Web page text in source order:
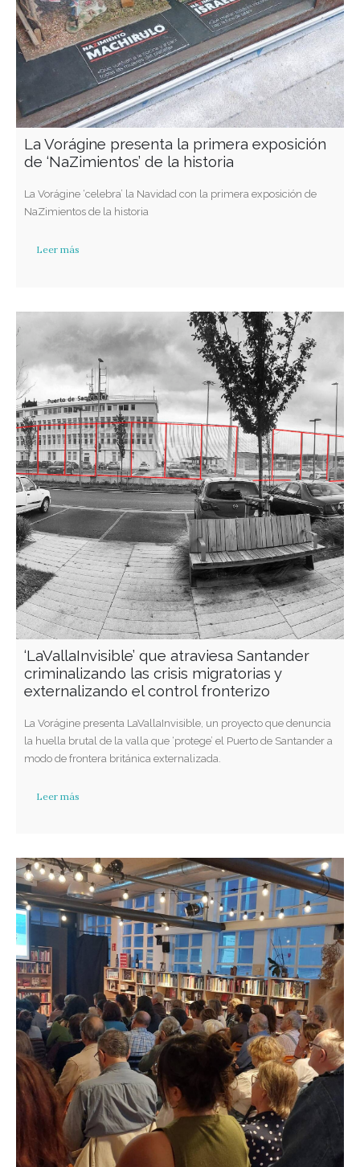
La Vorágine presenta la primera exposición
de ‘NaZimientos’ de la historia
La Vorágine ‘celebra’ la Navidad con la primera exposición de
NaZimientos de la historia
Leer más
‘LaVallaInvisible’ que atraviesa Santander
criminalizando las crisis migratorias y
externalizando el control fronterizo
La Vorágine presenta LaVallaInvisible, un proyecto que denuncia
la huella brutal de la valla que ‘protege’ el Puerto de Santander a
modo de frontera británica externalizada.
Leer más